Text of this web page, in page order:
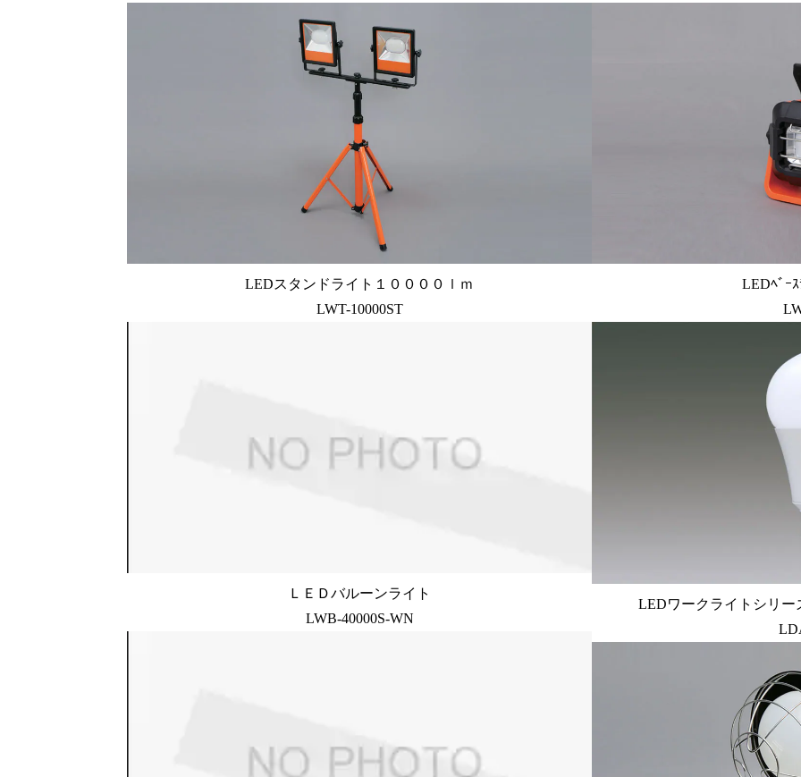
LEDスタンドライト１００００ｌｍ
LWT-10000ST
ＬＥＤバルーンライト
LWB-40000S-WN
LEDﾍﾞｰ
LEDワークライトシリ